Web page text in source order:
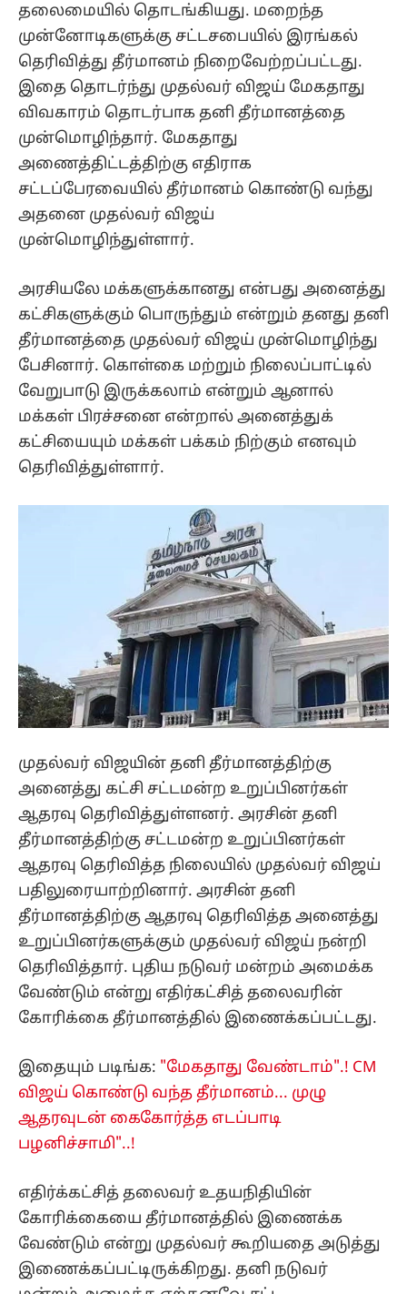
தலைமையில் தொடங்கியது. மறைந்த
முன்னோடிகளுக்கு சட்டசபையில் இரங்கல்
தெரிவித்து தீர்மானம் நிறைவேற்றப்பட்டது.
இதை தொடர்ந்து முதல்வர் விஜய் மேகதாது
விவகாரம் தொடர்பாக தனி தீர்மானத்தை
முன்மொழிந்தார். மேகதாது
அணைத்திட்டத்திற்கு எதிராக
சட்டப்பேரவையில் தீர்மானம் கொண்டு வந்து
அதனை முதல்வர் விஜய்
முன்மொழிந்துள்ளார்.
அரசியலே மக்களுக்கானது என்பது அனைத்து
கட்சிகளுக்கும் பொருந்தும் என்றும் தனது தனி
தீர்மானத்தை முதல்வர் விஜய் முன்மொழிந்து
பேசினார். கொள்கை மற்றும் நிலைப்பாட்டில்
வேறுபாடு இருக்கலாம் என்றும் ஆனால்
மக்கள் பிரச்சனை என்றால் அனைத்துக்
கட்சியையும் மக்கள் பக்கம் நிற்கும் எனவும்
தெரிவித்துள்ளார்.
முதல்வர் விஜயின் தனி தீர்மானத்திற்கு
அனைத்து கட்சி சட்டமன்ற உறுப்பினர்கள்
ஆதரவு தெரிவித்துள்ளனர். அரசின் தனி
தீர்மானத்திற்கு சட்டமன்ற உறுப்பினர்கள்
ஆதரவு தெரிவித்த நிலையில் முதல்வர் விஜய்
பதிலுரையாற்றினார். அரசின் தனி
தீர்மானத்திற்கு ஆதரவு தெரிவித்த அனைத்து
உறுப்பினர்களுக்கும் முதல்வர் விஜய் நன்றி
தெரிவித்தார். புதிய நடுவர் மன்றம் அமைக்க
வேண்டும் என்று எதிர்கட்சித் தலைவரின்
கோரிக்கை தீர்மானத்தில் இணைக்கப்பட்டது.
இதையும் படிங்க: "மேகதாது வேண்டாம்".! CM
விஜய் கொண்டு வந்த தீர்மானம்... முழு
ஆதரவுடன் கைகோர்த்த எடப்பாடி
பழனிச்சாமி"..!
எதிர்க்கட்சித் தலைவர் உதயநிதியின்
கோரிக்கையை தீர்மானத்தில் இணைக்க
வேண்டும் என்று முதல்வர் கூறியதை அடுத்து
இணைக்கப்பட்டிருக்கிறது. தனி நடுவர்